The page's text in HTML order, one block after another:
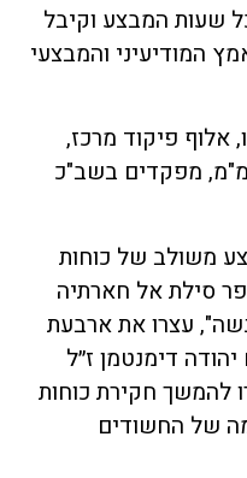
שעות המבצע וקיבל
המודיעיני והמבצעי
אלוף פיקוד מרכז,
מפקדים בשב"כ
משולב של כוחות
סילת אל חארתיה
עצרו את ארבעת
דימנטמן ז״ל
להמשך חקירת כוחות
של החשודים